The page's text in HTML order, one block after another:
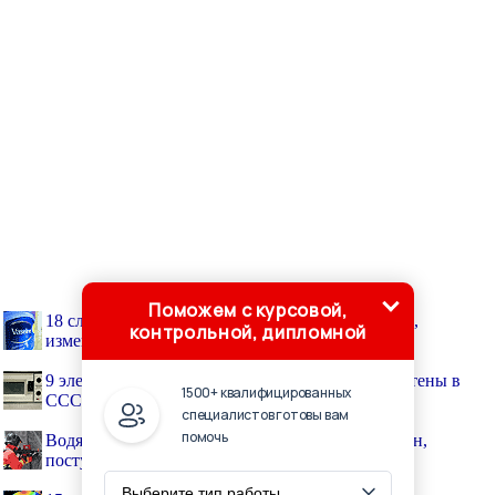
18 случайных научных изобретений и открытий,
изменивших мир
9 электронных устройств, которые были изобретены в
СССР и опередили время
Водяной пистолетик, способный прорезать бетон,
поступил на вооружение пожарных
Поможем с курсовой,
контрольной, дипломной
1500+ квалифицированных
специалистов готовы вам
помочь